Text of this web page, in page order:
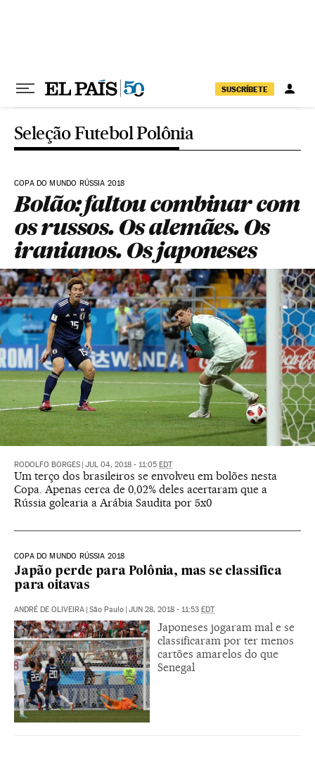
SUSCRÍBETE
Seleção Futebol Polônia
COPA DO MUNDO RÚSSIA 2018
Bolão: faltou combinar com
os russos. Os alemães. Os
iranianos. Os japoneses
RODOLFO BORGES JUL 04, 2018 - 11:05 EDT
Um terço dos brasileiros se envolveu em bolões nesta
Copa. Apenas cerca de 0,02% deles acertaram que a
Rússia golearia a Arábia Saudita por 5x0
COPA DO MUNDO RÚSSIA 2018
Japão perde para Polônia, mas se classifica
para oitavas
ANDRÉ DE OLIVEIRA São Paulo JUN 28, 2018 - 11:53 EDT
Japoneses jogaram mal e se
classificaram por ter menos
cartões amarelos do que
Senegal